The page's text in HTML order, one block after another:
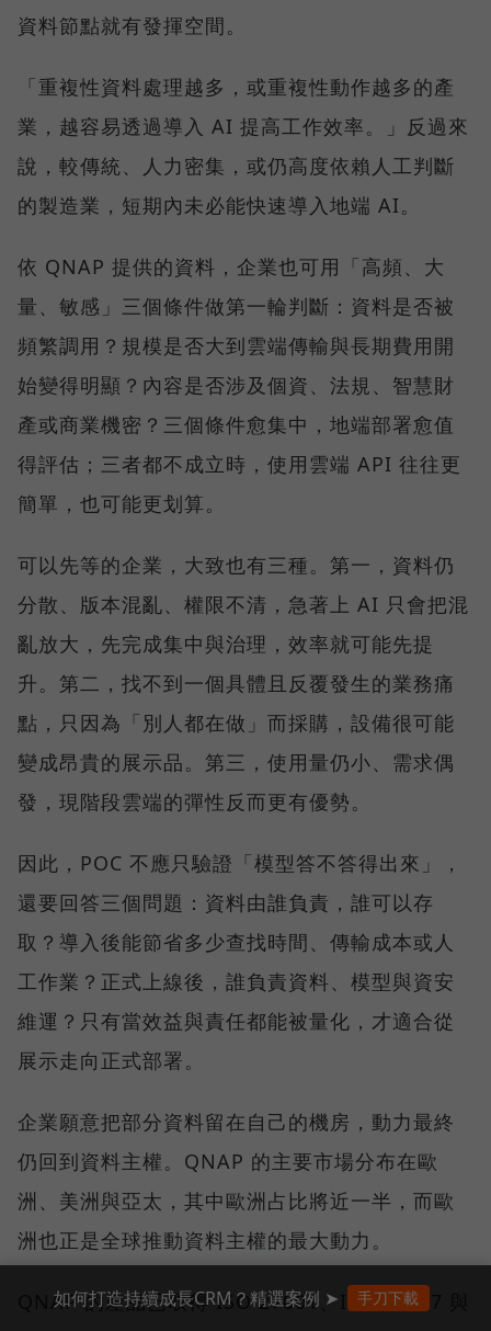
資料節點就有發揮空間。
「重複性資料處理越多，或重複性動作越多的產
業，越容易透過導入 AI 提高工作效率。」反過來
說，較傳統、人力密集，或仍高度依賴人工判斷
的製造業，短期內未必能快速導入地端 AI。
依 QNAP 提供的資料，企業也可用「高頻、大
量、敏感」三個條件做第一輪判斷：資料是否被
頻繁調用？規模是否大到雲端傳輸與長期費用開
始變得明顯？內容是否涉及個資、法規、智慧財
產或商業機密？三個條件愈集中，地端部署愈值
得評估；三者都不成立時，使用雲端 API 往往更
簡單，也可能更划算。
可以先等的企業，大致也有三種。第一，資料仍
分散、版本混亂、權限不清，急著上 AI 只會把混
亂放大，先完成集中與治理，效率就可能先提
升。第二，找不到一個具體且反覆發生的業務痛
點，只因為「別人都在做」而採購，設備很可能
變成昂貴的展示品。第三，使用量仍小、需求偶
發，現階段雲端的彈性反而更有優勢。
因此，POC 不應只驗證「模型答不答得出來」，
還要回答三個問題：資料由誰負責，誰可以存
取？導入後能節省多少查找時間、傳輸成本或人
工作業？正式上線後，誰負責資料、模型與資安
維運？只有當效益與責任都能被量化，才適合從
展示走向正式部署。
企業願意把部分資料留在自己的機房，動力最終
仍回到資料主權。QNAP 的主要市場分布在歐
洲、美洲與亞太，其中歐洲占比將近一半，而歐
洲也正是全球推動資料主權的最大動力。
QNAP 的產品已取得 ISO 27001、ISO 27017 與
如何打造持續成長CRM？精選案例 ➤ 手刀下載